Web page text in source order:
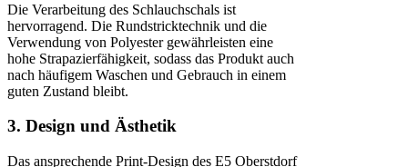
Die Verarbeitung des Schlauchschals ist
hervorragend. Die Rundstricktechnik und die
Verwendung von Polyester gewährleisten eine
hohe Strapazierfähigkeit, sodass das Produkt auch
nach häufigem Waschen und Gebrauch in einem
guten Zustand bleibt.
3. Design und Ästhetik
Das ansprechende Print-Design des E5 Oberstdorf